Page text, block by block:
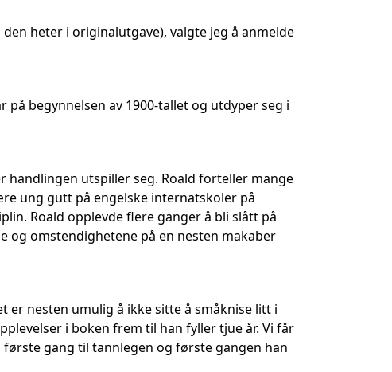
heter i originalutgave), valgte jeg å anmelde
begynnelsen av 1900-tallet og utdyper seg i
handlingen utspiller seg. Roald forteller mange
ung gutt på engelske internatskoler på
Roald opplevde flere ganger å bli slått på
og omstendighetene på en nesten makaber
er nesten umulig å ikke sitte å småknise litt i
i boken frem til han fyller tjue år. Vi får
gang til tannlegen og første gangen han